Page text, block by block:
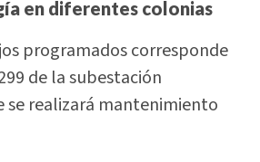
en diferentes colonias
programados corresponde
de la subestación
se realizará mantenimiento